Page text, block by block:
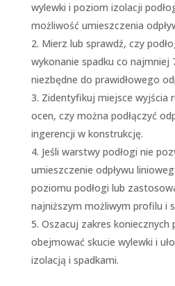
wylewki i poziom izolacji
możliwość umieszczenia
Mierz lub sprawdź, czy
wykonanie spadku co najmniej
niezbędne do prawidłowego
Zidentyfikuj miejsce wyjścia
ocen, czy można podłączyć
ingerencji w konstrukcję.
Jeśli warstwy podłogi nie
umieszczenie odpływu
poziomu podłogi lub
najniższym możliwym profilu i
Oszacuj zakres koniecznych
obejmować skucie wylewki i
izolacją i spadkami.